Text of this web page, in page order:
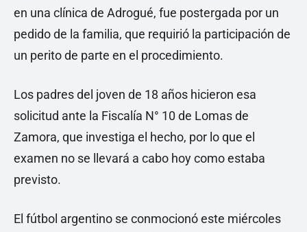
en una clínica de Adrogué, fue postergada por un
pedido de la familia, que requirió la participación de
un perito de parte en el procedimiento.
Los padres del joven de 18 años hicieron esa
solicitud ante la Fiscalía N° 10 de Lomas de
Zamora, que investiga el hecho, por lo que el
examen no se llevará a cabo hoy como estaba
previsto.
El fútbol argentino se conmocionó este miércoles